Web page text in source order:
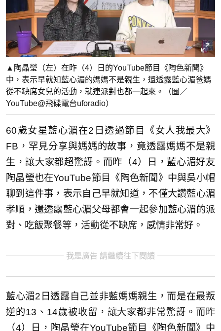
▲陶晶瑩（左）在昨（4）日的YouTube節目《陶色新聞》
中，表示早就知藍心湄的媽媽不是親生，還透露藍心湄爸媽
從不缺席女兒的活動，就連派對也都一起來。（圖／
YouTube@飛碟電台uforadio）
60歲女星藍心湄在2日透過節目《女人我最大》
FB，罕見分享與媽媽的故事，竟透露媽媽不是親
生，讓大家都超驚訝。而昨（4）日，藍心湄好友
陶晶瑩也在YouTube節目《陶色新聞》中與吳小帽
聊到這件事，表示自己早就知道，不僅大讚藍心湄
孝順，還透露藍心湄父母都會一起參加藍心湄的派
對、吃飯聚餐等，活動從不缺席，感情非常好。
我是廣告 請繼續往下閱讀
藍心湄2日透露自己並非藍媽媽親生，而是在最叛
逆的13、14歲被收留，讓大家都非常驚訝。而昨
（4）日，陶晶瑩在YouTube節目《陶色新聞》中